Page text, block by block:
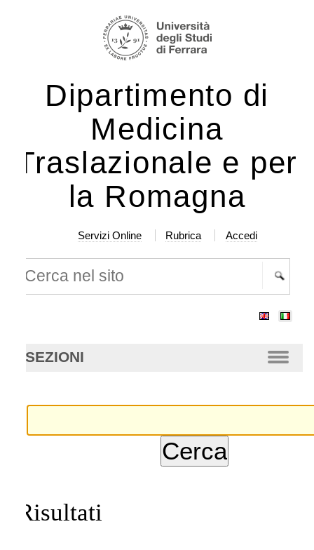
Dipartimento di
Medicina
e per
la Romagna
Servizi Online Rubrica Accedi